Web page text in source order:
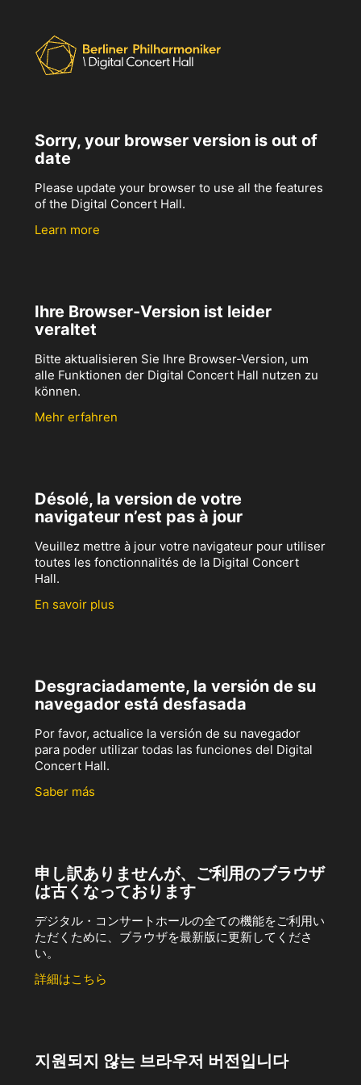
Sorry, your browser version is out of
date
Please update your browser to use all the features
of the Digital Concert Hall.
Learn more
Ihre Browser-Version ist leider
veraltet
Bitte aktualisieren Sie Ihre Browser-Version, um
alle Funktionen der Digital Concert Hall nutzen zu
können.
Mehr erfahren
Désolé, la version de votre
navigateur n’est pas à jour
Veuillez mettre à jour votre navigateur pour utiliser
toutes les fonctionnalités de la Digital Concert
Hall.
En savoir plus
Desgraciadamente, la versión de su
navegador está desfasada
Por favor, actualice la versión de su navegador
para poder utilizar todas las funciones del Digital
Concert Hall.
Saber más
申し訳ありませんが、ご利用のブラウザ
は古くなっております
デジタル・コンサートホールの全ての機能をご利用い
ただくために、ブラウザを最新版に更新してくださ
い。
詳細はこちら
지원되지 않는 브라우저 버전입니다